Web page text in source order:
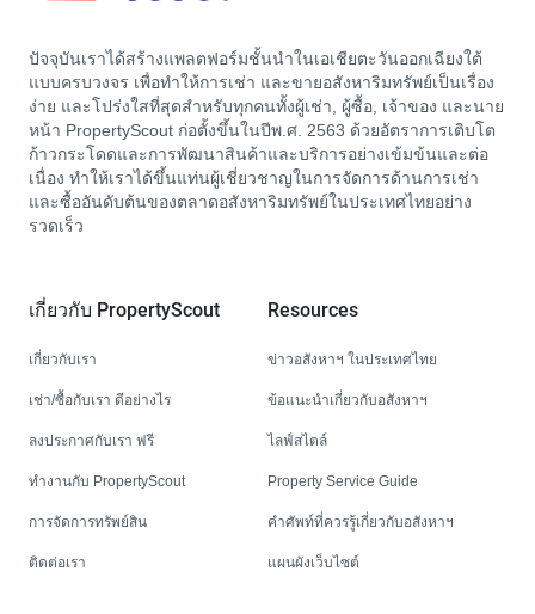
ปัจจุบันเราได้สร้างแพลตฟอร์มชั้นนำในเอเชียตะวันออกเฉียงใต้
แบบครบวงจร เพื่อทำให้การเช่า และขายอสังหาริมทรัพย์เป็นเรื่อง
ง่าย และโปร่งใสที่สุดสำหรับทุกคนทั้งผู้เช่า, ผู้ซื้อ, เจ้าของ และนาย
หน้า PropertyScout ก่อตั้งขึ้นในปีพ.ศ. 2563 ด้วยอัตราการเติบโต
ก้าวกระโดดและการพัฒนาสินค้าและบริการอย่างเข้มข้นและต่อ
เนื่อง ทำให้เราได้ขึ้นแท่นผู้เชี่ยวชาญในการจัดการด้านการเช่า
และซื้ออันดับต้นของตลาดอสังหาริมทรัพย์ในประเทศไทยอย่าง
รวดเร็ว
เกี่ยวกับ PropertyScout
เกี่ยวกับเรา
เช่า/ซื้อกับเรา ดีอย่างไร
ลงประกาศกับเรา ฟรี
ทำงานกับ PropertyScout
การจัดการทรัพย์สิน
ติดต่อเรา
Resources
ข่าวอสังหาฯ ในประเทศไทย
ข้อแนะนำเกี่ยวกับอสังหาฯ
ไลฟ์สไตล์
Property Service Guide
คำศัพท์ที่ควรรู้เกี่ยวกับอสังหาฯ
แผนผังเว็บไซต์